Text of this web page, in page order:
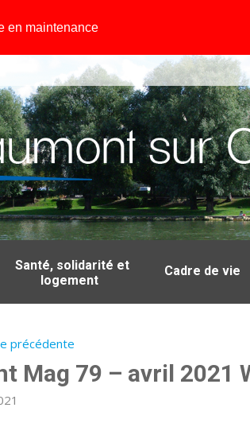
Santé, solidarité et
logement
Cadre de vie
précédente
Mag 79 – avril 2021
en maintenance